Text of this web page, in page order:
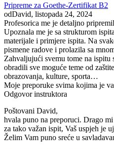
Pripreme za Goethe-Zertifikat B2
odDavid, listopada 24, 2024
Profesorica me je detaljno
Upoznala me je sa strukturom
materijale i primjere ispita. Na
pismene radove i prolazila sa
Zahvaljujući svemu tome na ispitu
obradili sve moguće teme od
obrazovanja, kulture, sporta…
Moje preporuke svima kojima je
Odgovor instruktora
Poštovani David,
hvala puno na preporuci. Drago
za tako važan ispit, Vaš uspjeh je
Želim Vam puno sreće u